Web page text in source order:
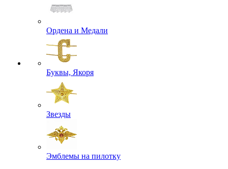
Ордена и Медали
Буквы, Якоря
Звезды
Эмблемы на пилотку